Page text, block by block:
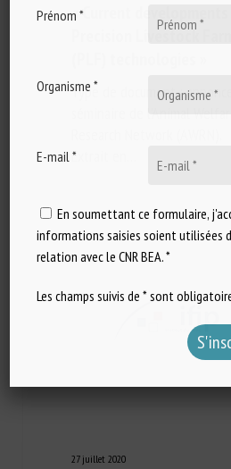
« Current developments
Precision Livestock
Type de document : annonce
Extrait en…
27 juillet 2020
Prénom *
Organisme *
E-mail *
En soumettant ce formulaire,
informations saisies soient utilisées
relation avec le CNR BEA. *
Les champs suivis de * sont